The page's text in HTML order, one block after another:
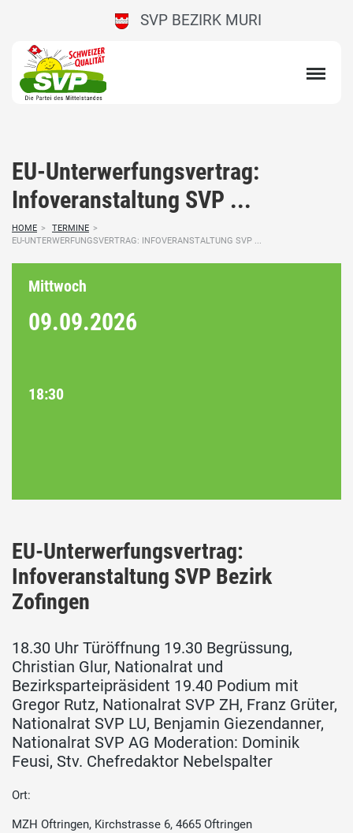
SVP BEZIRK MURI
EU-Unterwerfungsvertrag:
Infoveranstaltung SVP ...
HOME > TERMINE >
EU-UNTERWERFUNGSVERTRAG: INFOVERANSTALTUNG SVP ...
Mittwoch
09.09.2026
18:30
EU-Unterwerfungsvertrag:
Infoveranstaltung SVP Bezirk
Zofingen
18.30 Uhr Türöffnung 19.30 Begrüssung,
Christian Glur, Nationalrat und
Bezirksparteipräsident 19.40 Podium mit
Gregor Rutz, Nationalrat SVP ZH, Franz Grüter,
Nationalrat SVP LU, Benjamin Giezendanner,
Nationalrat SVP AG Moderation: Dominik
Feusi, Stv. Chefredaktor Nebelspalter
Ort:
MZH Oftringen, Kirchstrasse 6, 4665 Oftringen